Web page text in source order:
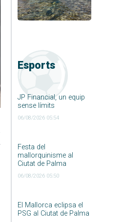
Esports
JP Financial, un equip
sense límits
06/08/2026 05:54
Festa del
mallorquinisme al
Ciutat de Palma
06/08/2026 05:50
El Mallorca eclipsa el
PSG al Ciutat de Palma